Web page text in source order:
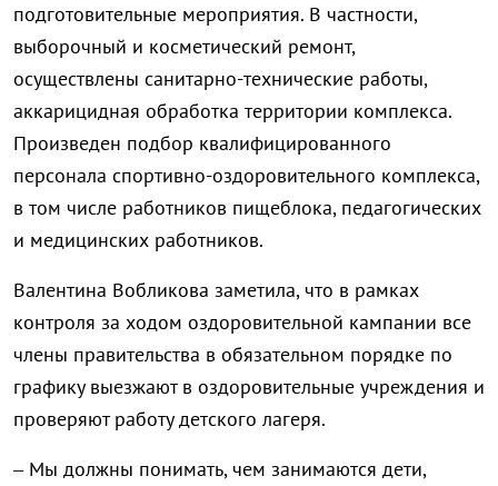
подготовительные мероприятия. В частности,
выборочный и косметический ремонт,
осуществлены санитарно-технические работы,
аккарицидная обработка территории комплекса.
Произведен подбор квалифицированного
персонала спортивно-оздоровительного комплекса,
в том числе работников пищеблока, педагогических
и медицинских работников.
Валентина Вобликова заметила, что в рамках
контроля за ходом оздоровительной кампании все
члены правительства в обязательном порядке по
графику выезжают в оздоровительные учреждения и
проверяют работу детского лагеря.
– Мы должны понимать, чем занимаются дети,